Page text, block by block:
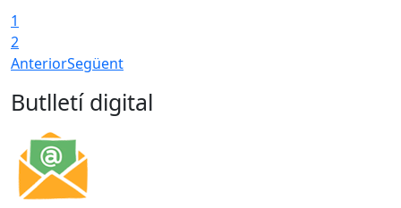
1
2
AnteriorSegüent
Butlletí digital